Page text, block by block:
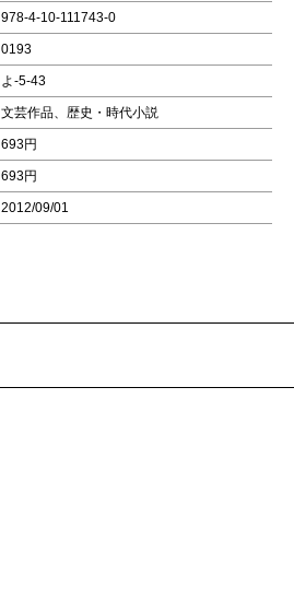
978-4-10-111743-0
0193
よ-5-43
文芸作品、歴史・時代小説
693円
693円
2012/09/01